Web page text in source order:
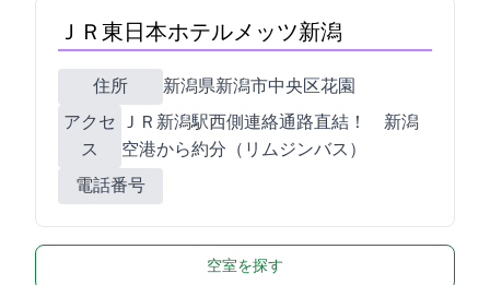
ＪＲ東日本ホテルメッツ新潟
住所
新潟県新潟市中央区花園1-96-47
アクセ
ス
ＪＲ新潟駅西側連絡通路直結！ 新潟
空港から約25分（リムジンバス）
電話番号
空室を探す